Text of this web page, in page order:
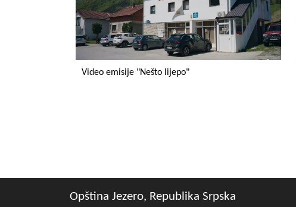
Video emisije "Nešto lijepo"
Opština Jezero, Republika Srpska